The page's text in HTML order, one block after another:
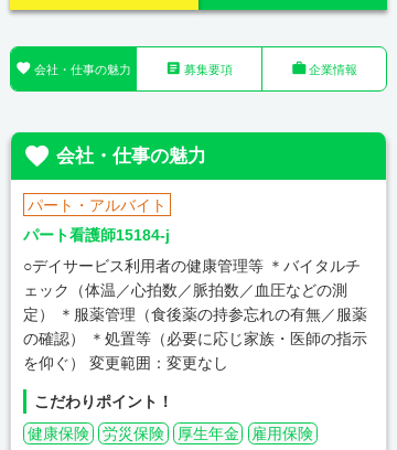
 会社・仕事の魅力  募集要項 企業情報
 会社・仕事の魅力
パート・アルバイト
パート看護師15184-j
○デイサービス利用者の健康管理等 ＊バイタルチ
ェック（体温／心拍数／脈拍数／血圧などの測
定） ＊服薬管理（食後薬の持参忘れの有無／服薬
の確認） ＊処置等（必要に応じ家族・医師の指示
を仰ぐ） 変更範囲：変更なし
こだわりポイント！
健康保険
労災保険 厚生年金 雇用保険